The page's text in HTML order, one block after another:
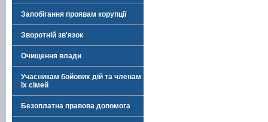
Запобігання проявам корупції
Зворотній зв'язок
Очищення влади
Учасникам бойових дій та членам
їх сімей
Безоплатна правова допомога